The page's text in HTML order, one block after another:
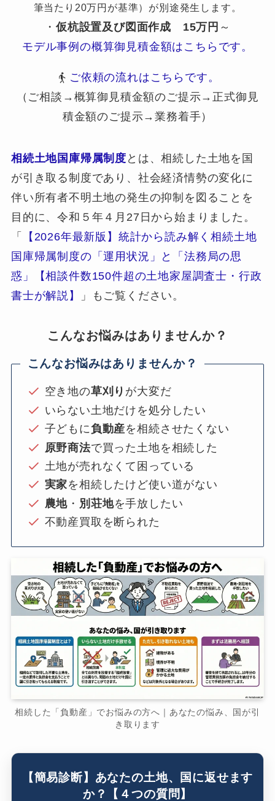
筆当たり20万円が基準）が別途発生します。
・ 仮杭設置及び図面作成 15万円 ～
モデル事例の概算御見積金額はこちらです。
ご依頼の流れはこちらです。
（ご相談→概算御見積金額のご提示→正式御見
積金額のご提示→業務着手）
相続土地国庫帰属制度 とは、相続した土地を国
が引き取る制度であり、社会経済情勢の変化に
伴い所有者不明土地の発生の抑制を図ることを
目的に、令和５年４月27日から始まりました。
「
【2026年最新版】統計から読み解く相続土地
国庫帰属制度の「運用状況」と「法務局の思
惑」【相談件数150件超の土地家屋調査士・行政
書士が解説】
」もご覧ください。
こんなお悩みはありませんか？
こんなお悩みはありませんか？
空き地の草刈り が大変だ
いらない土地だけを処分したい
子どもに負動産を相続させたくない
原野商法で買った土地を相続した
土地が売れなくて困っている
実家を相続したけど使い道がない
農地 ・ 別荘地を手放したい
不動産買取を断られた
相続した「負動産」でお悩みの方へ｜あなたの悩み、国が引
き取ります
【簡易診断】あなたの土地、国に返せます
か？【４つの質問】